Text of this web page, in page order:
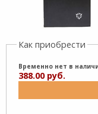
Как приобрести
Временно нет в
388.00 руб.